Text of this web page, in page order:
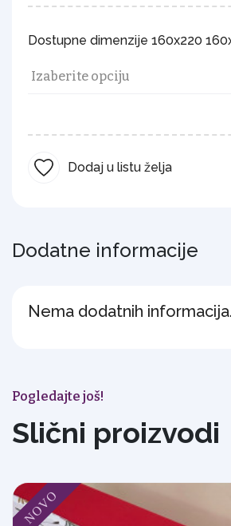
Dostupne dimenzije 160x220
Dodaj u listu želja
Dodatne informacije
Nema dodatnih informacija.
Pogledajte još!
Slični proizvodi